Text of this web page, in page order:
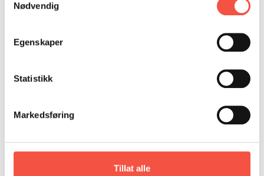
Nødvendig
Egenskaper
Statistikk
Markedsføring
Tillat alle